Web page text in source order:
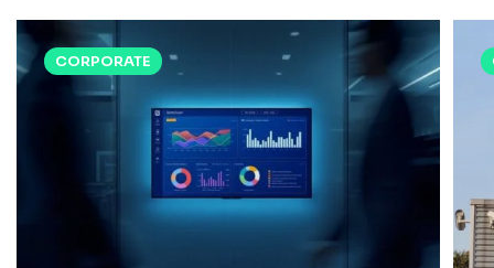
CORPORATE